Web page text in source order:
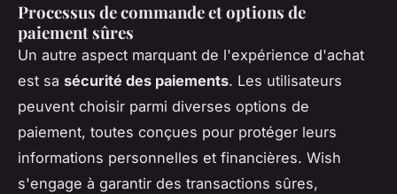
Processus de commande et options de
paiement sûres
Un autre aspect marquant de l'expérience d'achat
est sa sécurité des paiements. Les utilisateurs
peuvent choisir parmi diverses options de
paiement, toutes conçues pour protéger leurs
informations personnelles et financières. Wish
s'engage à garantir des transactions sûres,